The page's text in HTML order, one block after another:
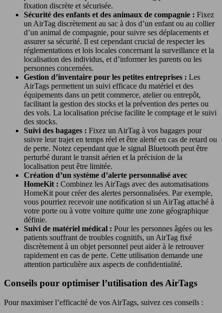
fixation discrète et sécurisée.
Sécurité des enfants et des animaux de compagnie : Fixez
un AirTag discrètement au sac à dos d’un enfant ou au collier
d’un animal de compagnie, pour suivre ses déplacements et
assurer sa sécurité. Il est cependant crucial de respecter les
réglementations et lois locales concernant la surveillance et la
localisation des individus, et d’informer les parents ou les
personnes concernées.
Gestion d’inventaire pour les petites entreprises : Les
AirTags permettent un suivi efficace du matériel et des
équipements dans un petit commerce, atelier ou entrepôt,
facilitant la gestion des stocks et la prévention des pertes ou
des vols. La localisation précise facilite le comptage et le suivi
des stocks.
Suivi des bagages : Fixez un AirTag à vos bagages pour
suivre leur trajet en temps réel et être alerté en cas de retard ou
de perte. Notez cependant que le signal Bluetooth peut être
perturbé durant le transit aérien et la précision de la
localisation peut être limitée.
Création d’un système d’alerte personnalisé avec
HomeKit : Combinez les AirTags avec des automatisations
HomeKit pour créer des alertes personnalisées. Par exemple,
vous pourriez recevoir une notification si un AirTag attaché à
votre porte ou à votre voiture quitte une zone géographique
définie.
Suivi de matériel médical : Pour les personnes âgées ou les
patients souffrant de troubles cognitifs, un AirTag fixé
discrètement à un objet personnel peut aider à le retrouver
rapidement en cas de perte. Cette utilisation demande une
attention particulière aux aspects de confidentialité.
Conseils pour optimiser l’utilisation des AirTags
Pour maximiser l’efficacité de vos AirTags, suivez ces conseils :